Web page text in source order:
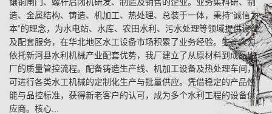
造、金属结构、铸造、机加工、热处理、总装于一体，秉持“诚信为
本”的理念，为水电站、水库、农田水利、污水处理等领域提供设备
及配套服务，在华北地区水工设备市场积累了业务经验。生产实力
依托新河县水利机械产业配套优势，我厂建立了从原材料到成品出
厂的质量管控流程。配备铸造生产线、机加工设备及热处理车间，
可进行各类水工机械的定制化生产与批量供应。凭借稳定的产品性
能与品控标准，获得新老客户的认可，成为多个水利工程的设备供
应商。核心...